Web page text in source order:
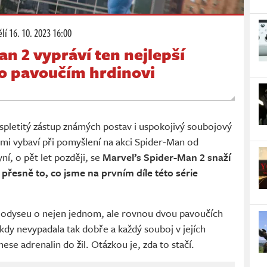
16. 10. 2023 16:00
2 vypráví ten nejlepší
pavoučím hrdinovi
zástup známých postav i uspokojivý soubojový
vybaví při pomyšlení na akci Spider-Man od
o pět let později, se Marvel’s Spider-Man 2 snaží
to, co jsme na prvním díle této série
o nejen jednom, ale rovnou dvou pavoučích
nevypadala tak dobře a každý souboj v jejích
adrenalin do žil. Otázkou je, zda to stačí.